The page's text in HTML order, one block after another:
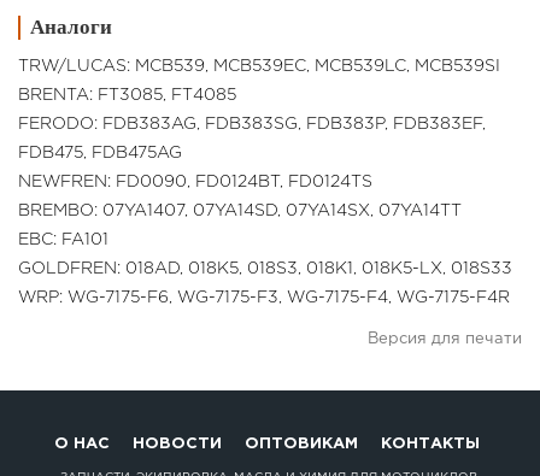
Аналоги
TRW/LUCAS: MCB539, MCB539EC, MCB539LC, MCB539SI
BRENTA: FT3085, FT4085
FERODO: FDB383AG, FDB383SG, FDB383P, FDB383EF,
FDB475, FDB475AG
NEWFREN: FD0090, FD0124BT, FD0124TS
BREMBO: 07YA1407, 07YA14SD, 07YA14SX, 07YA14TT
EBC: FA101
GOLDFREN: 018AD, 018K5, 018S3, 018K1, 018K5-LX, 018S33
WRP: WG-7175-F6, WG-7175-F3, WG-7175-F4, WG-7175-F4R
Версия для печати
О НАС НОВОСТИ ОПТОВИКАМ КОНТАКТЫ